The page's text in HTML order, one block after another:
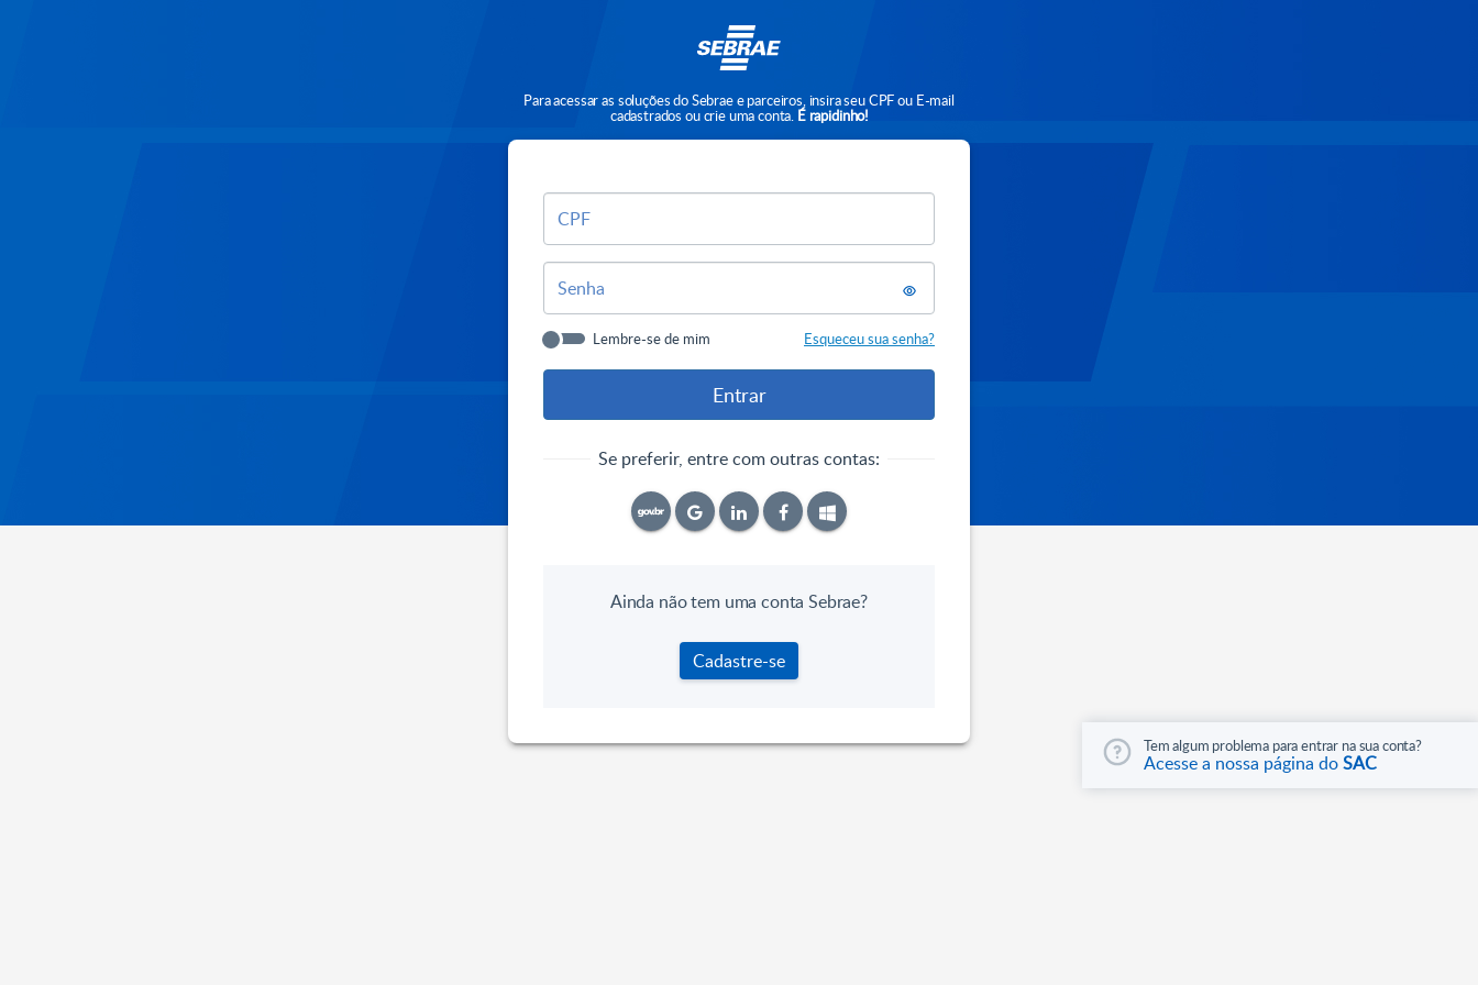
Para acessar as soluções do Sebrae e parceiros, insira seu CPF ou E-mail
cadastrados ou crie uma conta. É rapidinho!
CPF
Senha
Lembre-se de mim Esqueceu sua senha?
Se preferir, entre com outras contas:
Tem algum problema para entrar na sua conta?
Acesse a nossa página doSAC
Ainda não tem uma conta Sebrae?
Cadastre-se